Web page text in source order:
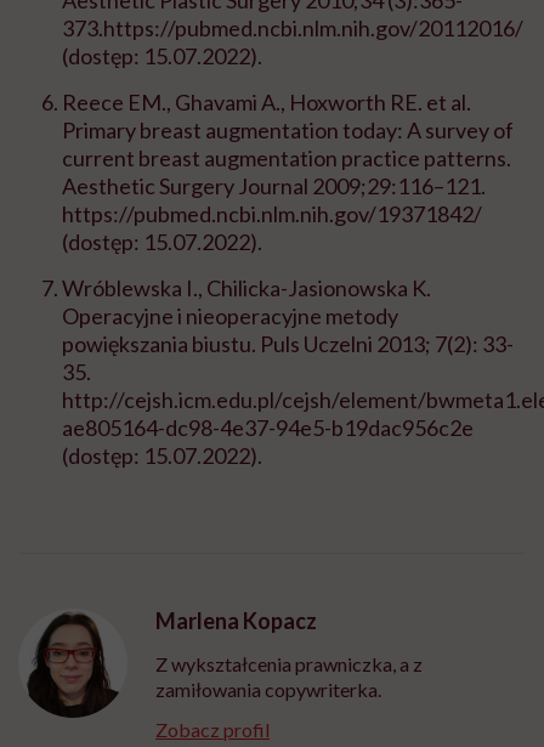
373.https://pubmed.ncbi.nlm.nih.gov/20112016/
(dostęp: 15.07.2022).
Reece EM., Ghavami A., Hoxworth RE. et al.
Primary breast augmentation today: A survey of
current breast augmentation practice patterns.
Aesthetic Surgery Journal 2009;29:116–121.
https://pubmed.ncbi.nlm.nih.gov/19371842/
(dostęp: 15.07.2022).
Wróblewska I., Chilicka-Jasionowska K.
Operacyjne i nieoperacyjne metody
powiększania biustu. Puls Uczelni 2013; 7(2): 33-
35.
http://cejsh.icm.edu.pl/cejsh/element/
ae805164-dc98-4e37-94e5-b19dac956c2e
(dostęp: 15.07.2022).
Marlena Kopacz
Z wykształcenia prawniczka, a z
zamiłowania copywriterka.
Zobacz profil